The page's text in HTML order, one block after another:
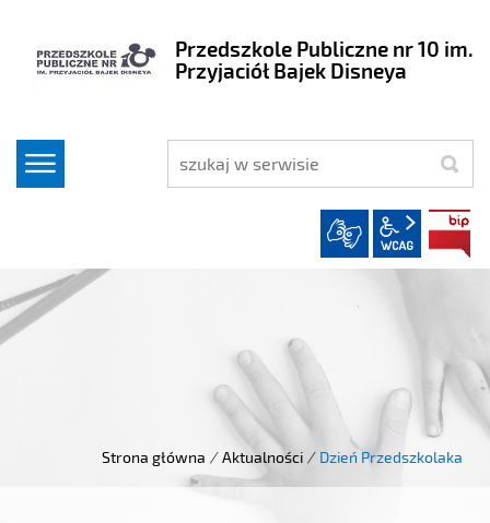
Przedszkole Publiczne nr 10 im.
Przyjaciół Bajek Disneya
szukaj
wcag2.1
Strona główna / Aktualności / Dzień Przedszkolaka